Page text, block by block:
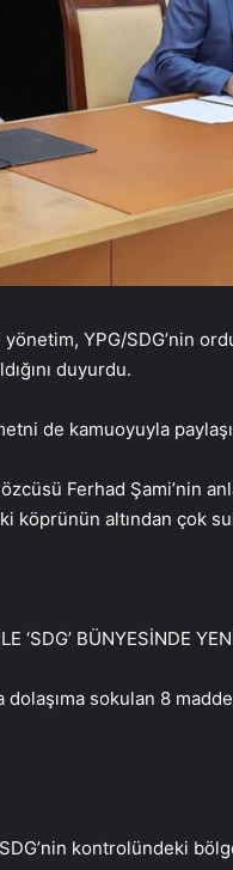
YPG/SDG’nin
duyurdu.
de kamuoyuyla
Ferhad Şami’nin
köprünün altından çok
‘SDG’ BÜNYESİNDE
dolaşıma sokulan 8
kontrolündeki